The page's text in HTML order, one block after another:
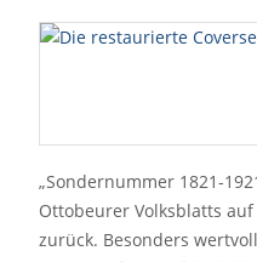
„Sondernummer 1821-
Ottobeurer Volksblatts
zurück. Besonders